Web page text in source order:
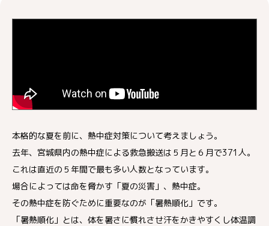
本格的な夏を前に、熱中症対策について考えましょう。
去年、宮城県内の熱中症による救急搬送は５月と６月で371人。
これは直近の５年間で最も多い人数となっています。
場合によっては命を脅かす「夏の災害」、熱中症。
その熱中症を防ぐために重要なのが「暑熱順化」です。
「暑熱順化」とは、体を暑さに慣れさせ汗をかきやすくし体温調